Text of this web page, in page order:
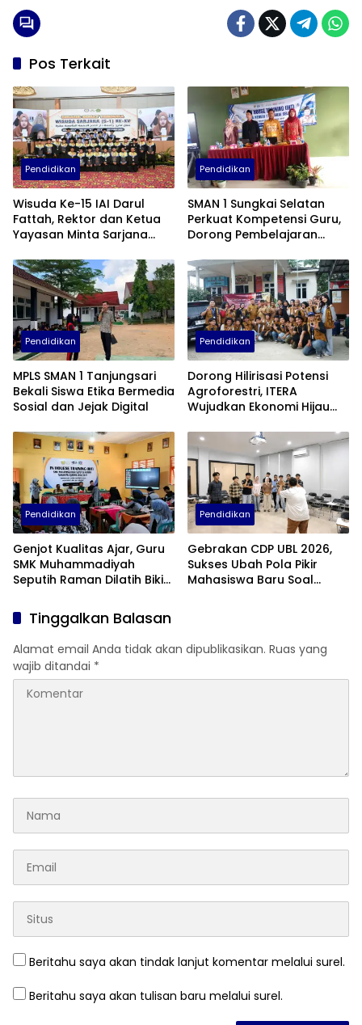
Pos Terkait
Pendidikan
Wisuda Ke-15 IAI Darul
Fattah, Rektor dan Ketua
Yayasan Minta Sarjana
Masyarakat
Pendidikan
SMAN 1 Sungkai Selatan
Perkuat Kompetensi Guru,
Dorong Pembelajaran
Digital
Pendidikan
MPLS SMAN 1 Tanjungsari
Bekali Siswa Etika Bermedia
Sosial dan Jejak Digital
Pendidikan
Dorong Hilirisasi Potensi
Agroforestri, ITERA
Wujudkan Ekonomi Hijau
di Lampung Selatan
Pendidikan
Genjot Kualitas Ajar, Guru
SMK Muhammadiyah
Seputih Raman Dilatih Bikin
Pendidikan
Gebrakan CDP UBL 2026,
Sukses Ubah Pola Pikir
Mahasiswa Baru Soal
Tinggalkan Balasan
Alamat email Anda tidak akan dipublikasikan. Ruas yang
wajib ditandai *
Beritahu saya akan tindak lanjut komentar melalui surel.
Beritahu saya akan tulisan baru melalui surel.